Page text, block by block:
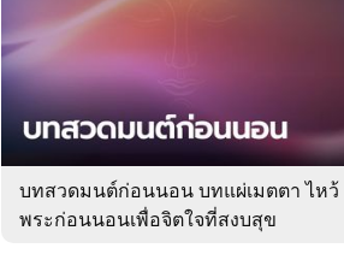
ของ
Sanook
ดูด
บทสวดมนต์ก่อนนอน บทแผ่เมตตา ไหว้
พระก่อนนอนเพื่อจิตใจที่สงบสุข